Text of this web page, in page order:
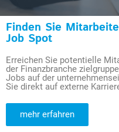
Finden Sie
Job Spot
Erreichen Sie potentielle
der Finanzbranche
Jobs auf der
Sie direkt auf externe
mehr erfahren